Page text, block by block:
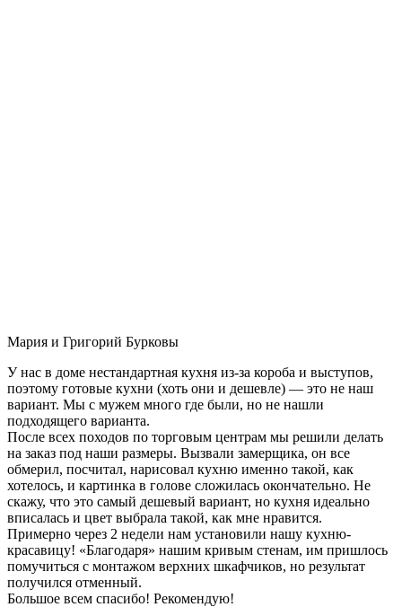
Мария и Григорий Бурковы
У нас в доме нестандартная кухня из-за короба и выступов,
поэтому готовые кухни (хоть они и дешевле) — это не наш
вариант. Мы с мужем много где были, но не нашли
подходящего варианта.
После всех походов по торговым центрам мы решили делать
на заказ под наши размеры. Вызвали замерщика, он все
обмерил, посчитал, нарисовал кухню именно такой, как
хотелось, и картинка в голове сложилась окончательно. Не
скажу, что это самый дешевый вариант, но кухня идеально
вписалась и цвет выбрала такой, как мне нравится.
Примерно через 2 недели нам установили нашу кухню-
красавицу! «Благодаря» нашим кривым стенам, им пришлось
помучиться с монтажом верхних шкафчиков, но результат
получился отменный.
Большое всем спасибо! Рекомендую!